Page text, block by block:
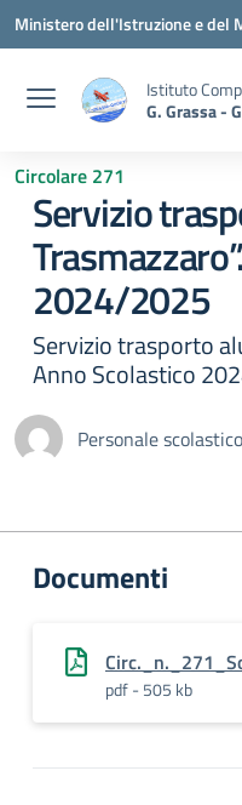
Vai ai contenuti
Vai al menu di navigazione
Vai al footer
Ministero dell'Istruzione e del
Istituto
G. Grassa -
Circolare 271
Servizio
2024/2025
Servizio trasporto
Anno Scolastico
Personale scolastico
Documenti
pdf - 505 kb